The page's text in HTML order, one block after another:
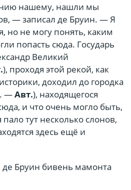
нашему, нашли мы
— записал де Бруин. — Я
но не могу понять, каким
попасть сюда. Государь
Великий
), проходя этой рекой, как
доходил до городка
—Авт.), находящегося
и что очень могло быть,
тут несколько слонов,
здесь ещё и
де Бруин бивень мамонта